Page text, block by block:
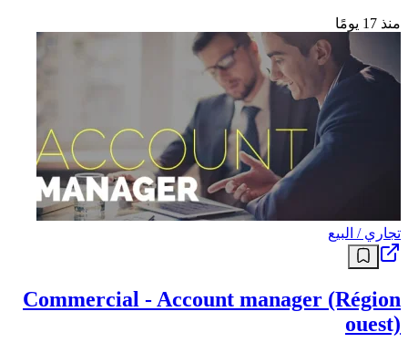
منذ 17 يومًا
تجاري / البيع
Commercial - Account manager (Région
ouest)